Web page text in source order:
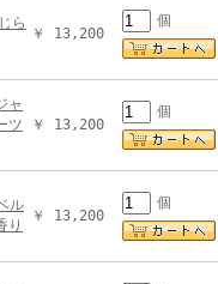
ら
￥ 13,200
個
ャ
ツ
￥ 13,200
個
ル
り
￥ 13,200
個